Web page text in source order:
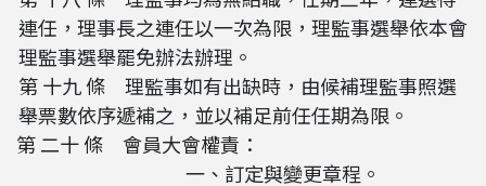
連任，理事長之連任以一次為限，理監事選舉依本會
理監事選舉罷免辦法辦理。
第 十九 條 理監事如有出缺時，由候補理監事照選
舉票數依序遞補之，並以補足前任任期為限。
第 二十 條 會員大會權責：
一、訂定與變更章程。